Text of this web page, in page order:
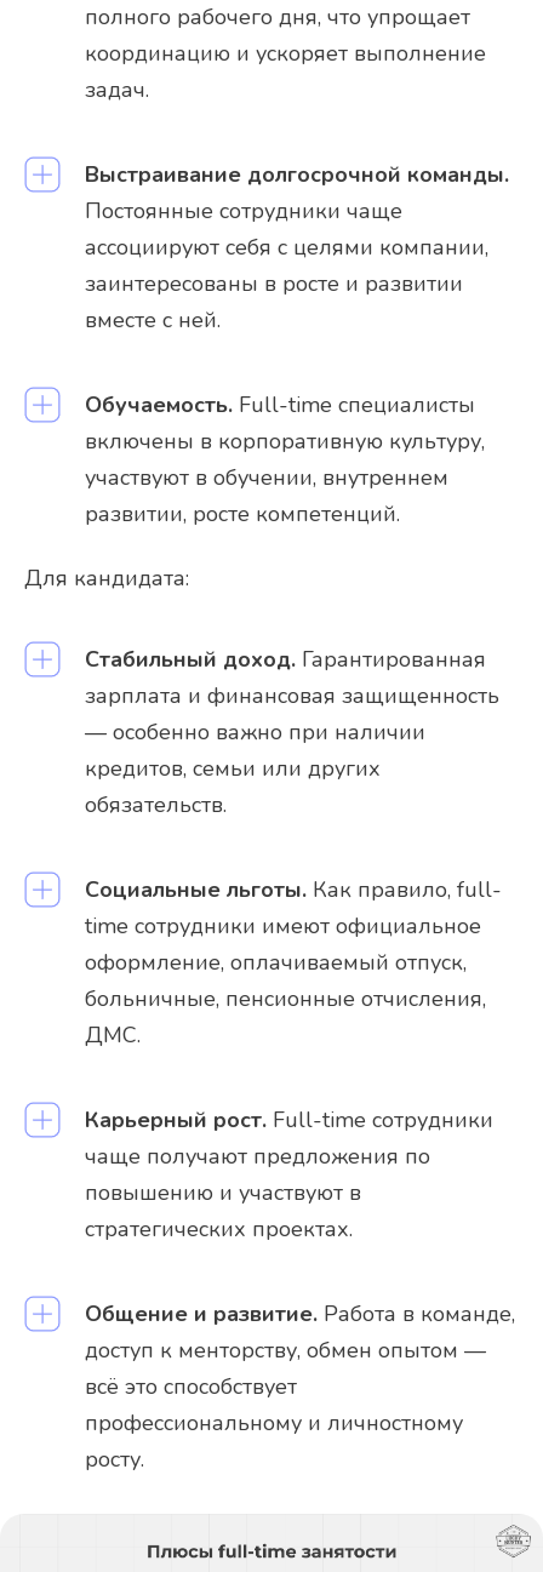
полного рабочего дня, что упрощает
координацию и ускоряет выполнение
задач.
Выстраивание долгосрочной команды.
Постоянные сотрудники чаще
ассоциируют себя с целями компании,
заинтересованы в росте и развитии
вместе с ней.
Обучаемость. Full-time специалисты
включены в корпоративную культуру,
участвуют в обучении, внутреннем
развитии, росте компетенций.
Для кандидата:
Стабильный доход. Гарантированная
зарплата и финансовая защищенность
— особенно важно при наличии
кредитов, семьи или других
обязательств.
Социальные льготы. Как правило, full-
time сотрудники имеют официальное
оформление, оплачиваемый отпуск,
больничные, пенсионные отчисления,
ДМС.
Карьерный рост. Full-time сотрудники
чаще получают предложения по
повышению и участвуют в
стратегических проектах.
Общение и развитие. Работа в команде,
доступ к менторству, обмен опытом —
всё это способствует
профессиональному и личностному
росту.